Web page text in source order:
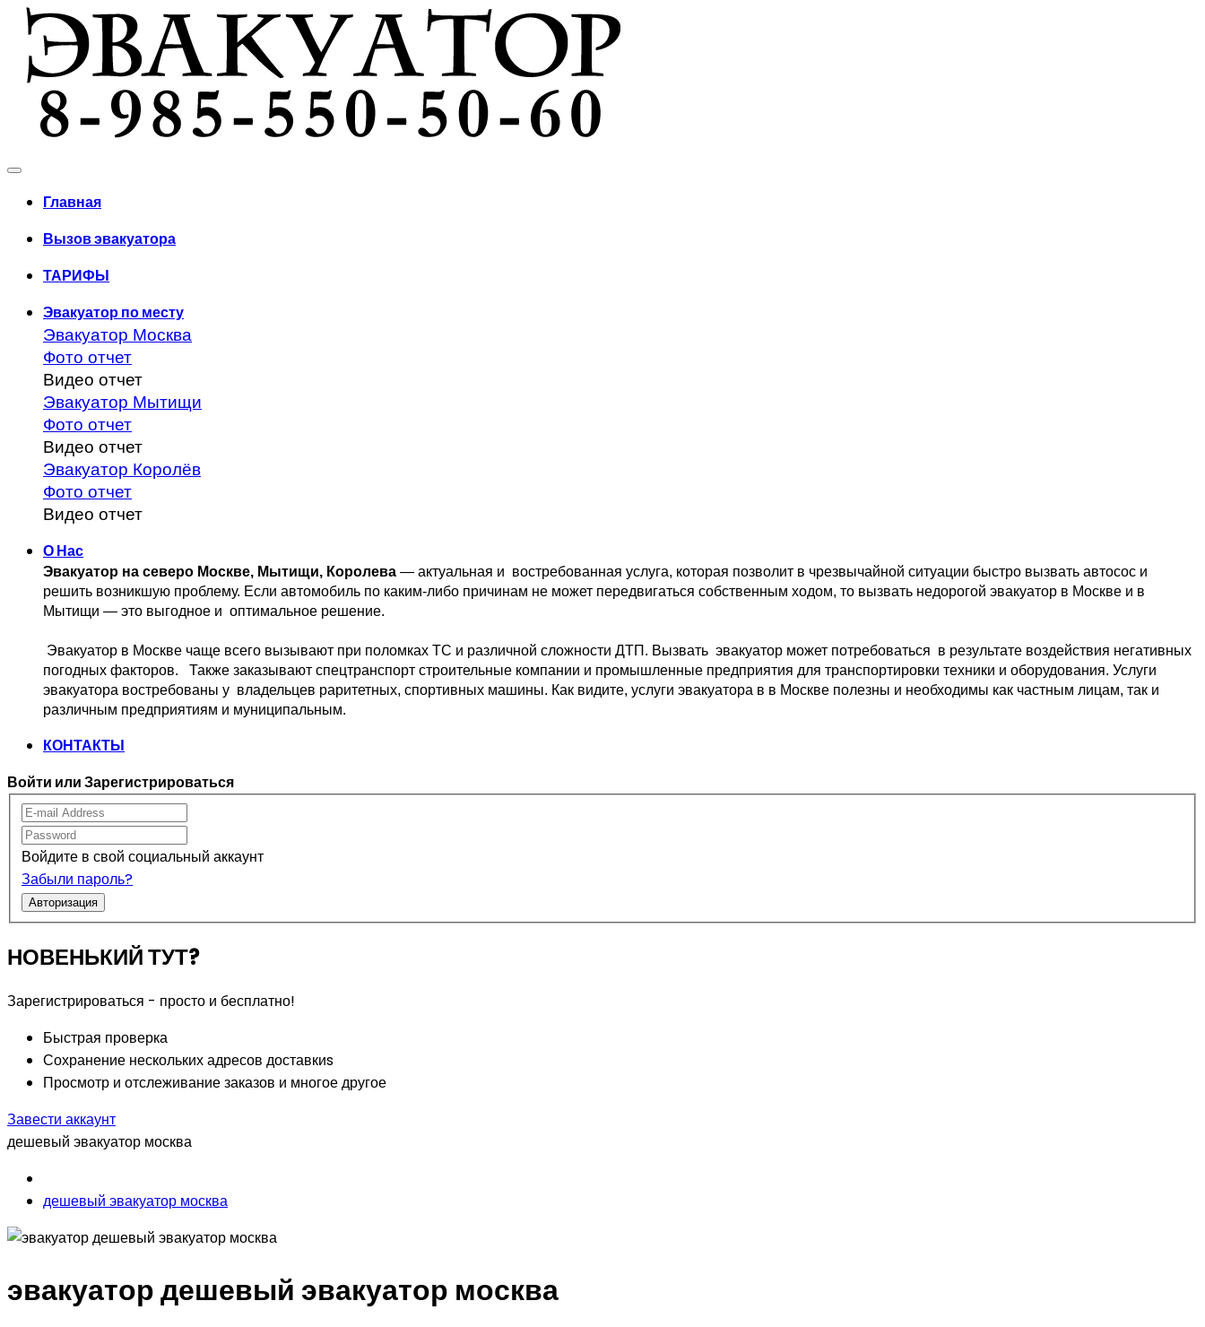
Главная
Вызов эвакуатора
ТАРИФЫ
Эвакуатор по месту
Эвакуатор Москва
Фото отчет
Видео отчет
Эвакуатор Мытищи
Фото отчет
Видео отчет
Эвакуатор Королёв
Фото отчет
Видео отчет
О Нас
Эвакуатор на северо Москве, Мытищи, Королева — актуальная и востребованная услуга, которая позволит в чрезвычайной ситуации быстро вызвать автосос и
решить возникшую проблему. Если автомобиль по каким-либо причинам не может передвигаться собственным ходом, то вызвать недорогой эвакуатор в Москве и в
Мытищи — это выгодное и оптимальное решение.
Эвакуатор в Москве чаще всего вызывают при поломках ТС и различной сложности ДТП. Вызвать  эвакуатор может потребоваться  в результате воздействия негативных
погодных факторов.   Также заказывают спецтранспорт строительные компании и промышленные предприятия для транспортировки техники и оборудования. Услуги
эвакуатора востребованы у  владельцев раритетных, спортивных машины. Как видите, услуги эвакуатора в в Москве полезны и необходимы как частным лицам, так и
различным предприятиям и муниципальным.
КОНТАКТЫ
Войти или Зарегистрироваться
Войдите в свой социальный аккаунт
Забыли пароль?
Авторизация
НОВЕНЬКИЙ ТУТ?
Зарегистрироваться - просто и бесплатно!
Быстрая проверка
Сохранение нескольких адресов доставкиs
Просмотр и отслеживание заказов и многое другое
Завести аккаунт
дешевый эвакуатор москва
дешевый эвакуатор москва
эвакуатор дешевый эвакуатор москва